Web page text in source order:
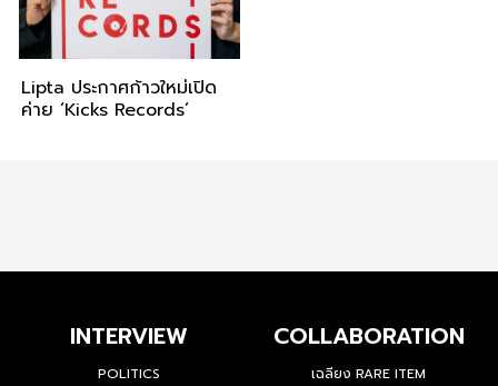
Lipta ประกาศก้าวใหม่เปิด
ค่าย ‘Kicks Records’
INTERVIEW
POLITICS
COLLABORATION
เฉลียง RARE ITEM